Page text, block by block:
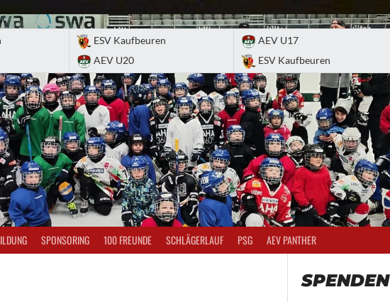
ESV Kaufbeuren
AEV U20
AEV U17
ESV Kaufbeuren
SPONSORING 100 FREUNDE SCHLÄGERLAUF PSG AEV PANTHER
SPENDEN